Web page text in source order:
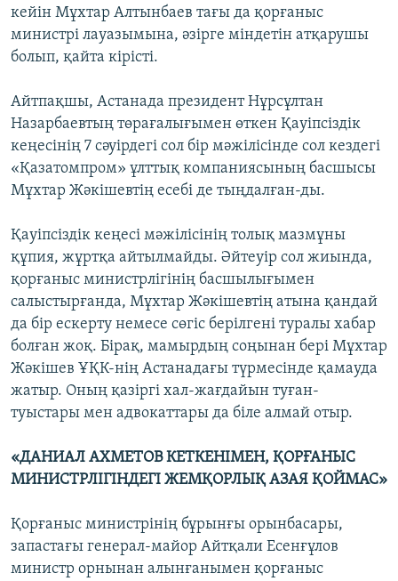
кейін Мұхтар Алтынбаев тағы да қорғаныс
министрі лауазымына, әзірге міндетін атқарушы
болып, қайта кірісті.
Айтпақшы, Астанада президент Нұрсұлтан
Назарбаевтың төрағалығымен өткен Қауіпсіздік
кеңесінің 7 сәуірдегі сол бір мәжілісінде сол кездегі
«Қазатомпром» ұлттық компаниясының басшысы
Мұхтар Жәкішевтің есебі де тыңдалған-ды.
Қауіпсіздік кеңесі мәжілісінің толық мазмұны
құпия, жұртқа айтылмайды. Әйтеуір сол жиында,
қорғаныс министрлігінің басшылығымен
салыстырғанда, Мұхтар Жәкішевтің атына қандай
да бір ескерту немесе сөгіс берілгені туралы хабар
болған жоқ. Бірақ, мамырдың соңынан бері Мұхтар
Жәкішев ҰҚК-нің Астанадағы түрмесінде қамауда
жатыр. Оның қазіргі хал-жағдайын туған-
туыстары мен адвокаттары да біле алмай отыр.
«ДАНИАЛ АХМЕТОВ КЕТКЕНІМЕН, ҚОРҒАНЫС
МИНИСТРЛІГІНДЕГІ ЖЕМҚОРЛЫҚ АЗАЯ ҚОЙМАС»
Қорғаныс министрінің бұрынғы орынбасары,
запастағы генерал-майор Айтқали Есенғұлов
министр орнынан алынғанымен қорғаныс